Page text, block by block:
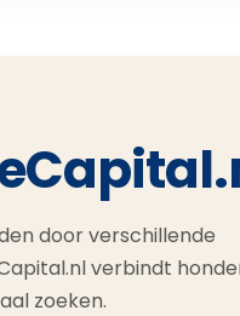
door verschillende
verbindt
zoeken.